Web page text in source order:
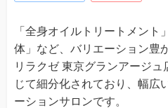
「全身オイルトリートメン
体」など、バリエーション豊
リラクゼ 東京グランアージ
じて細分化されており、幅広
ーションサロンです。